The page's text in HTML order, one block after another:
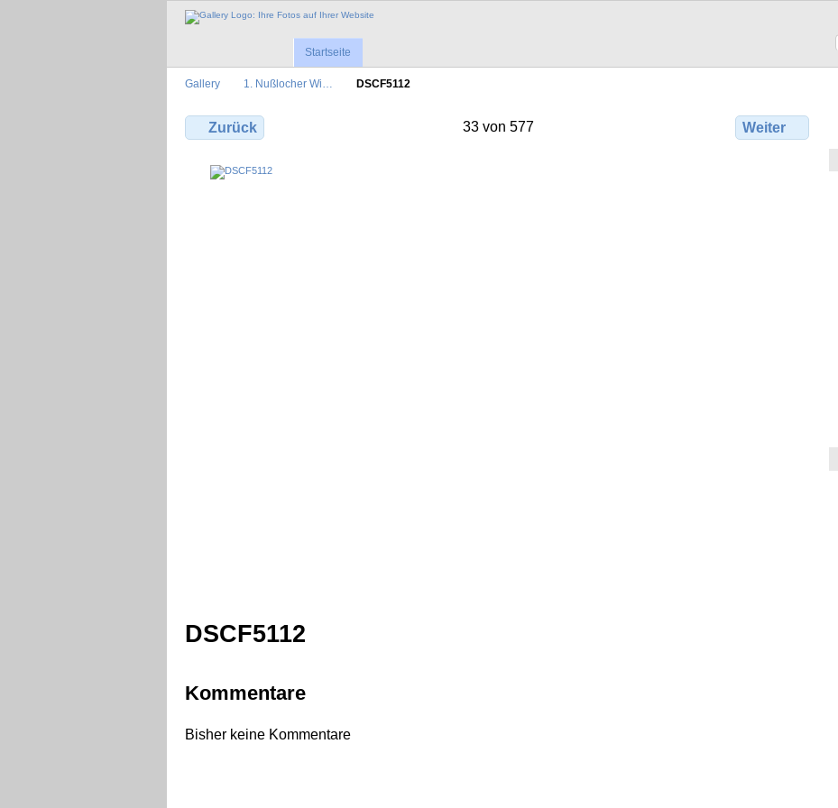
Startseite
Gallery 1. Nußlocher Wi… DSCF5112
Zurück 33 von 577 Weiter
DSCF5112
Kommentare
Bisher keine Kommentare